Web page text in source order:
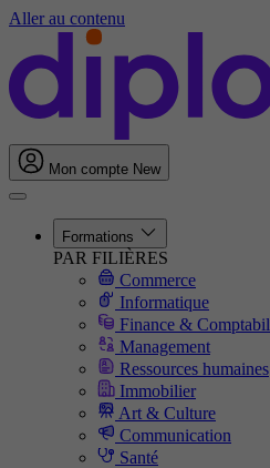
Aller au contenu
Mon compte New
Formations
PAR FILIÈRES
Commerce
Informatique
Finance &
Management
Ressources humaines
Immobilier
Art & Culture
Communication
Santé